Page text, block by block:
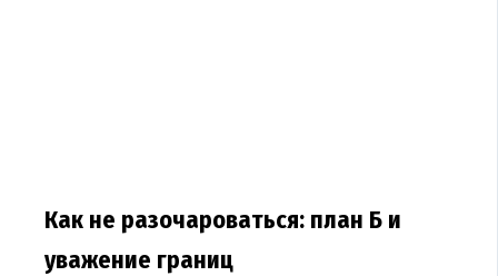
Как не разочароваться: план Б и
уважение границ